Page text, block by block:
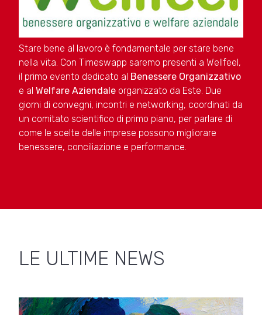
Stare bene al lavoro è fondamentale per stare bene
nella vita. Con Timeswapp saremo presenti a Wellfeel,
il primo evento dedicato al Benessere Organizzativo
e al Welfare Aziendale organizzato da Este. Due
giorni di convegni, incontri e networking, coordinati da
un comitato scientifico di primo piano, per parlare di
come le scelte delle imprese possono migliorare
benessere, conciliazione e performance.
LE ULTIME NEWS